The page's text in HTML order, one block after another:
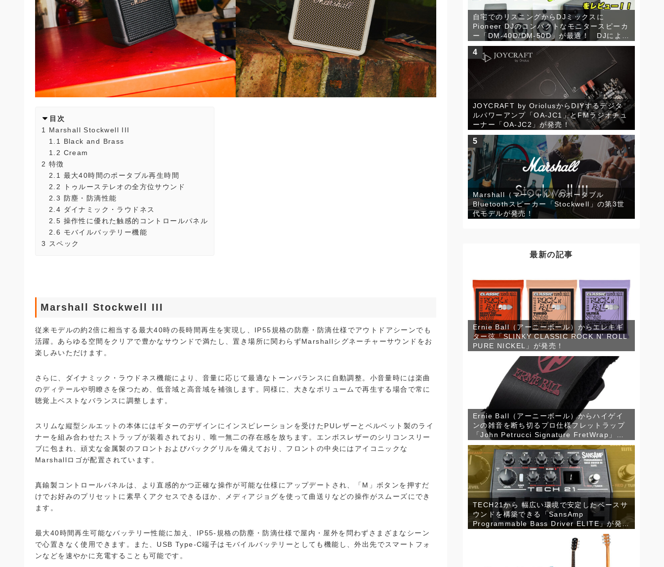
目次
1 Marshall Stockwell III
1.1 Black and Brass
1.2 Cream
2 特徴
2.1 最大40時間のポータブル再生時間
2.2
トゥルーステレオの全方位サウンド
2.3 防塵・防滴性能
2.4 ダイナミック・ラウドネス
2.5 操作性に優れた触感的コントロールパネル
2.6 モバイルバッテリー機能
3
スペック
Marshall Stockwell III
従来モデルの約2倍に相当する最大40時の長時間再生を実現し、IP55規格の防塵・防滴仕様でアウトドアシーンでも
活躍。あらゆる空間をクリアで豊かなサウンドで満たし、置き場所に関わらずMarshallシグネーチャーサウンドをお
楽しみいただけます。
さらに、ダイナミック・ラウドネス機能により、音量に応じて最適なトーンバランスに自動調整。小音量時には楽曲
のディテールや明瞭さを保つため、低音域と高音域を補強します。同様に、大きなボリュームで再生する場合で常に
聴覚上ベストなバランスに調整します。
スリムな縦型シルエットの本体にはギターのデザインにインスピレーションを受けたPUレザーとベルベット製のライ
ナーを組み合わせたストラップが装着されており、唯一無二の存在感を放ちます。エンボスレザーのシリコンスリー
ブに包まれ、頑丈な金属製のフロントおよびバックグリルを備えており、フロントの中央にはアイコニックな
Marshallロゴが配置されています。
真鍮製コントロールパネルは、より直感的かつ正確な操作が可能な仕様にアップデートされ、「M」ボタンを押すだ
けでお好みのプリセットに素早くアクセスできるほか、メディアジョグを使って曲送りなどの操作がスムーズにでき
ます。
最大40時間再生可能なバッテリー性能に加え、IP55-規格の防塵・防滴仕様で屋内・屋外を問わずさまざまなシーン
で心置きなく使用できます。また、USB Type-C端子はモバイルバッテリーとしても機能し、外出先でスマートフォ
ンなどを速やかに充電することも可能です。
自宅でのリスニングからDJミックスに
Pioneer DJのコンパクトなモニタースピーカ
ー「DM-40D/DM-50D」が最適！ DJによる
詳細レビュー！
4
JOYCRAFT by OriolusからDIYするデジタ
ルパワーアンプ「OA-JC1」とFMラジオチュ
ーナー「OA-JC2」が発売！
5
Marshall（マーシャル）のポータブル
Bluetoothスピーカー「Stockwell」の第3世
代モデルが発売！
最新の記事
Ernie Ball（アーニーボール）からエレキギ
ター弦「SLINKY CLASSIC ROCK N’ ROLL
PURE NICKEL」が発売！
Ernie Ball（アーニーボール）からハイゲイ
ンの雑音を断ち切るプロ仕様フレットラップ
「John Petrucci Signature FretWrap」が
発売！
TECH21から 幅広い環境で安定したベースサ
ウンドを構築できる「SansAmp
Programmable Bass Driver ELITE」が発